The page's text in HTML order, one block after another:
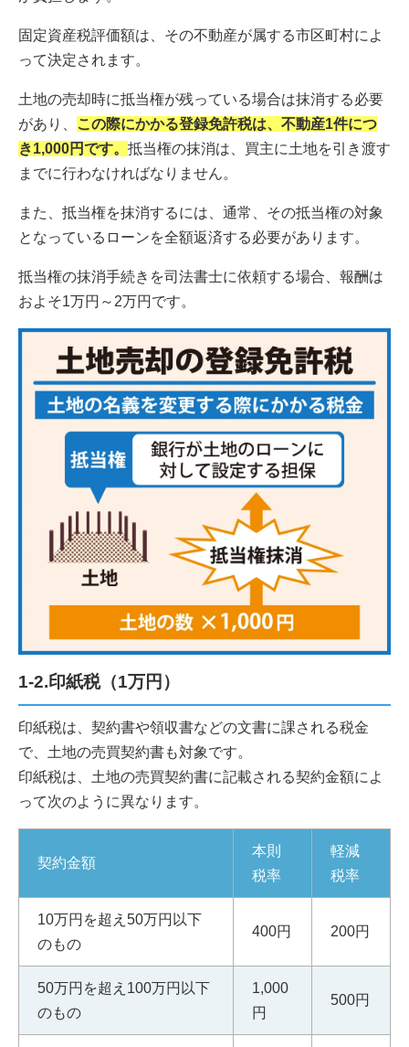
固定資産税評価額は、その不動産が属する市区町村によ
って決定されます。
土地の売却時に抵当権が残っている場合は抹消する必要
があり、
この際にかかる登録免許税は、不動産1件につ
き1,000円です。 抵当権の抹消は、買主に土地を引き渡す
までに行わなければなりません。
また、抵当権を抹消するには、通常、その抵当権の対象
となっているローンを全額返済する必要があります。
抵当権の抹消手続きを司法書士に依頼する場合、報酬は
およそ1万円～2万円です。
1-2.印紙税（1万円）
印紙税は、契約書や領収書などの文書に課される税金
で、土地の売買契約書も対象です。
印紙税は、土地の売買契約書に記載される契約金額によ
って次のように異なります。
契約金額
本則
税率
軽減
税率
10万円を超え50万円以下
のもの
400円 200円
50万円を超え100万円以下
のもの
1,000
円
500円